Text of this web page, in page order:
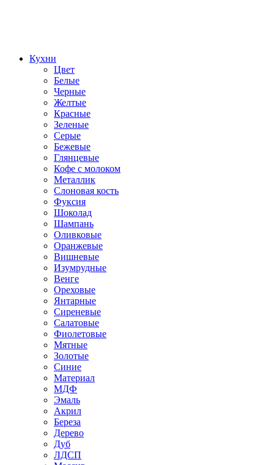
Кухни
Цвет
Белые
Черные
Желтые
Красные
Зеленые
Серые
Бежевые
Глянцевые
Кофе с молоком
Металлик
Слоновая кость
Фуксия
Шоколад
Шампань
Оливковые
Оранжевые
Вишневые
Изумрудные
Венге
Ореховые
Янтарные
Сиреневые
Салатовые
Фиолетовые
Мятные
Золотые
Синие
Материал
МДФ
Эмаль
Акрил
Береза
Дерево
Дуб
ЛДСП